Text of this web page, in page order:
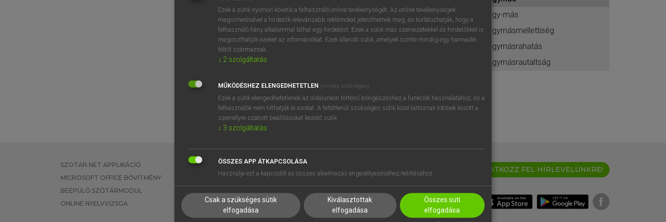
BELÉPÉS
próbaverziójának elindításához
regisztrálok ésbelépek.
REGISZTRÁCIÓ
egy-más
egymásmellettiség
egymásrahatás
egymásrautaltság
SZOTAR.NET APPLIKÁCIÓ
MICROSOFT OFFICE BŐVÍTMÉNY
BEÉPÜLŐ SZÓTÁRMODUL
ONLINE NYELVVIZSGA
EGYÉNI FELHASZNÁLÓKNAK
TANULÓKNAK
VÁLLALATI MEGOLDÁSOK
SÚGÓ
RÓLUNK
SÜTI BEÁLLÍTÁSOK
IRATKOZZ FEL HÍRLEVELÜNKRE!
Ezek a sütik nyomon követik a felhasználó online tevékenységét. Az online tevékenységek
megismerésével a hirdetők relevánsabb reklámokat jeleníthetnek meg, és korlátozhatják, hogy a
felhasználó hány alkalommal láthat egy hirdetést. Ezek a sütik más szervezetekkel és hirdetőkkel is
megoszthatják ezeket az információkat. Ezek állandó sütik, amelyek szinte mindig egy harmadik
féltől származnak.
↓ 2 szolgáltatás
MŰKÖDÉSHEZ ELENGEDHETETLEN (mindig szükséges)
Ezek a sütik elengedhetetlenek az oldalunkon történő böngészéshez,a funkciók használatához, és a
felhasználók nem tilthatják le azokat. A feltétlenül szükséges sütik közé tartoznak többek között a
személyre szabott beállításokat kezelő sütik.
↓ 3 szolgáltatás
ÖSSZES APP ÁTKAPCSOLÁSA
Használja ezt a kapcsolót az összes alkalmazás engedélyezéséhez/letiltásához.
Csak a szükséges sütik
elfogadása
Kiválasztottak
elfogadása
Összes süti
elfogadása